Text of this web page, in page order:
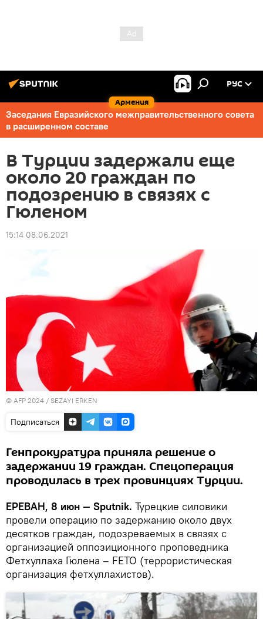
Армения
РУС
Заседания Евразийского межправительственного совета
в расширенном составе
В Турции задержали еще
около 20 граждан по
подозрению в связях с
Гюленом
15:14 08.06.2021
© AFP 2024 / SEZAYI ERKEN
Подписаться
Генпрокуратура приняла решение о
задержании 19 граждан. Спецоперация
проводилась в трех провинциях Турции.
ЕРЕВАН, 8 июн — Sputnik. Турецкие силовики
провели операцию по задержанию около двух
десятков граждан, подозреваемых в связях с
организацией оппозиционного проповедника
Фетхуллаха Гюлена – FETO (террористическая
организация фетхуллахистов).